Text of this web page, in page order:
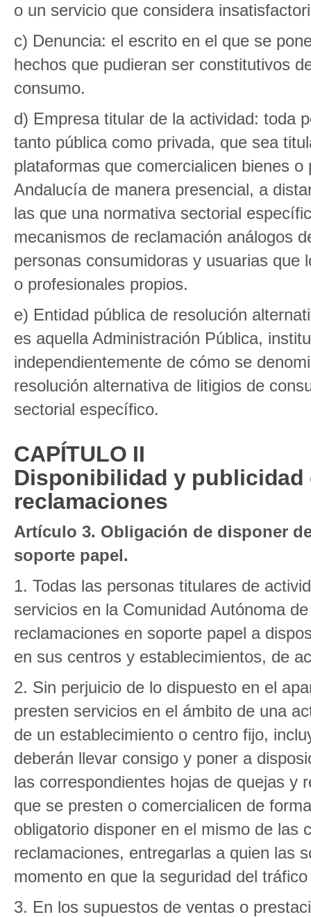
o un servicio que considera
c) Denuncia: el escrito en el que se
hechos que pudieran ser constitutivos
consumo.
d) Empresa titular de la actividad: toda
tanto pública como privada, que sea
plataformas que comercialicen bienes
Andalucía de manera presencial, a
las que una normativa sectorial
mecanismos de reclamación análogos
personas consumidoras y usuarias que
o profesionales propios.
e) Entidad pública de resolución
es aquella Administración Pública,
independientemente de cómo se
resolución alternativa de litigios de
sectorial específico.
CAPÍTULO II
Disponibilidad y publicidad
reclamaciones
Artículo 3. Obligación de disponer
soporte papel.
1. Todas las personas titulares de
servicios en la Comunidad Autónoma
reclamaciones en soporte papel a
en sus centros y establecimientos, de
2. Sin perjuicio de lo dispuesto en el
presten servicios en el ámbito de una
de un establecimiento o centro fijo,
deberán llevar consigo y poner a
las correspondientes hojas de quejas y
que se presten o comercialicen de
obligatorio disponer en el mismo de las
reclamaciones, entregarlas a quien las
momento en que la seguridad del
3. En los supuestos de ventas o